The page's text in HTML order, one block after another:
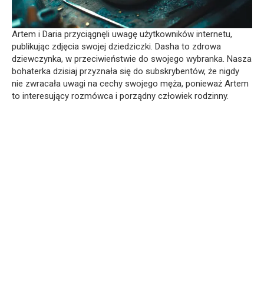
Artem i Daria przyciągnęli uwagę użytkowników internetu,
publikując zdjęcia swojej dziedziczki. Dasha to zdrowa
dziewczynka, w przeciwieństwie do swojego wybranka. Nasza
bohaterka dzisiaj przyznała się do subskrybentów, że nigdy
nie zwracała uwagi na cechy swojego męża, ponieważ Artem
to interesujący rozmówca i porządny człowiek rodzinny.